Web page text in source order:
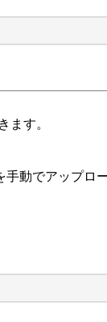
ます。
動でアップロ